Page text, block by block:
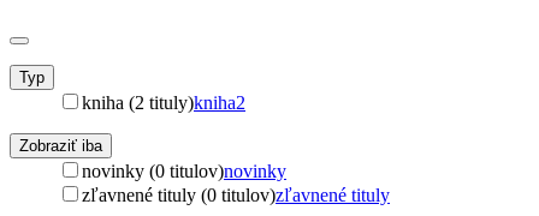
Typ
kniha (2 tituly)kniha2
Zobraziť iba
novinky (0 titulov)novinky
zľavnené tituly (0 titulov)zľavnené tituly